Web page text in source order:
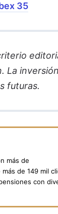
35
futuras.
más de
de 149 mil
con